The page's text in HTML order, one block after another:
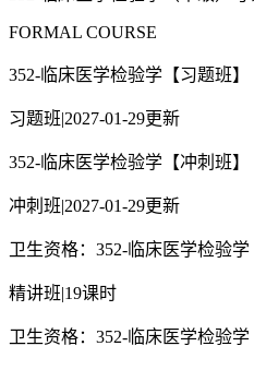
FORMAL COURSE
352-临床医学检验学【习题班】
习题班|2027-01-29更新
352-临床医学检验学【冲刺班】
冲刺班|2027-01-29更新
卫生资格：352-临床医学检验
精讲班|19课时
卫生资格：352-临床医学检验